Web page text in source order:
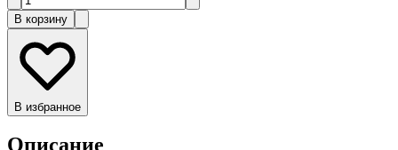
В корзину
В избранное
Описание